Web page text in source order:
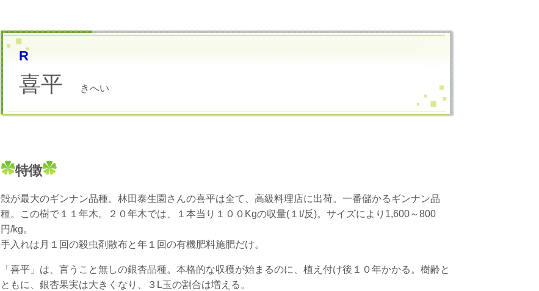
R
喜平 きへい
特徴
殻が最大のギンナン品種。林田泰生園さんの喜平は全て、高級料理店に出荷。一番儲かるギンナン品
種。この樹で１１年木。２０年木では、１本当り１００Kgの収量(１t/反)。サイズにより1,600～800
円/kg。
手入れは月１回の殺虫剤散布と年１回の有機肥料施肥だけ。
「喜平」は、言うこと無しの銀杏品種。本格的な収穫が始まるのに、植え付け後１０年かかる。樹齢と
ともに、銀杏果実は大きくなり、３L玉の割合は増える。